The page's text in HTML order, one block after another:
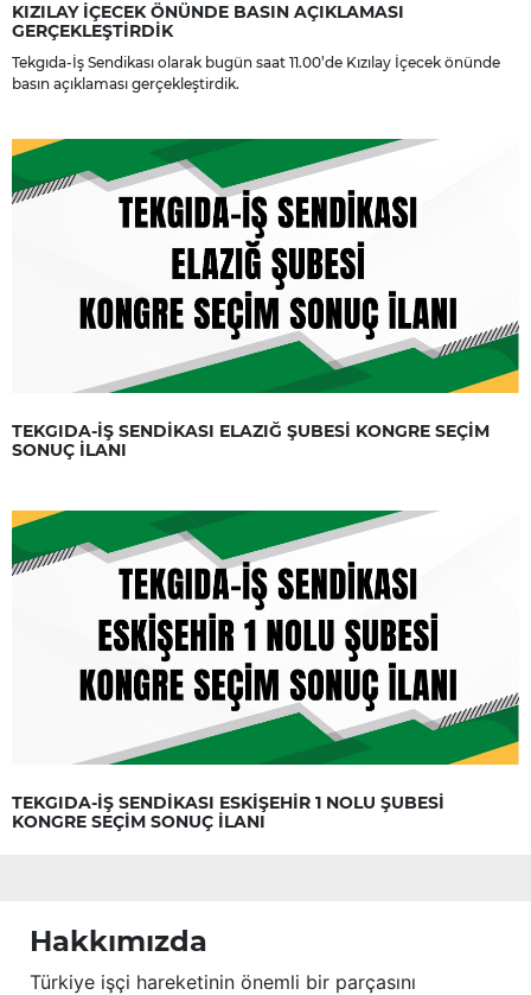
KIZILAY İÇECEK ÖNÜNDE BASIN AÇIKLAMASI
GERÇEKLEŞTİRDİK
Tekgıda-İş Sendikası olarak bugün saat 11.00’de Kızılay İçecek önünde
basın açıklaması gerçekleştirdik.
TEKGIDA-İŞ SENDİKASI ELAZIĞ ŞUBESİ KONGRE SEÇİM
SONUÇ İLANI
TEKGIDA-İŞ SENDİKASI ESKİŞEHİR 1 NOLU ŞUBESİ
KONGRE SEÇİM SONUÇ İLANI
Hakkımızda
Türkiye işçi hareketinin önemli bir parçasını